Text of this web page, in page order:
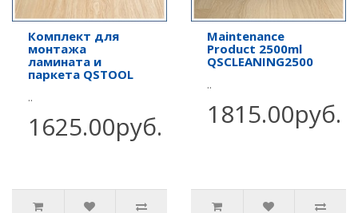
Комплект для
монтажа
ламината и
паркета QSTOOL
..
1625.00руб.
Maintenance
Product 2500ml
QSCLEANING2500
..
1815.00руб.